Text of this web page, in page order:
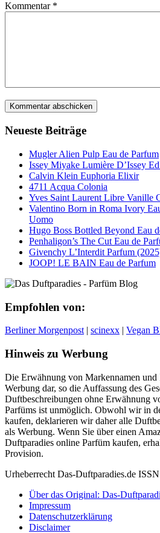
Kommentar *
Neueste Beiträge
Mugler Alien Pulp Eau de Parfum
Issey Miyake Lumière D’Issey
Calvin Klein Euphoria Elixir
4711 Acqua Colonia
Yves Saint Laurent Libre Vanille
Valentino Born in Roma Ivory
Uomo
Hugo Boss Bottled Beyond Eau
Penhaligon’s The Cut Eau de
Givenchy L’Interdit Parfum
JOOP! LE BAIN Eau de Parfum
Empfohlen von:
Berliner Morgenpost | scinexx | Vegan
Hinweis zu Werbung
Die Erwähnung von Markennamen und
Werbung dar, so die Auffassung des
Duftbeschreibungen ohne Erwähnung
Parfüms ist unmöglich. Obwohl wir in
kaufen, deklarieren wir daher alle
als Werbung. Wenn Sie über einen
Duftparadies online Parfüm kaufen,
Provision.
Urheberrecht Das-Duftparadies.de
Über das Original: Das-
Impressum
Datenschutzerklärung
Disclaimer